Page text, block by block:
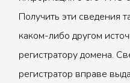
Получить эти сведения
каком-либо другом
регистратору домена.
регистратор вправе